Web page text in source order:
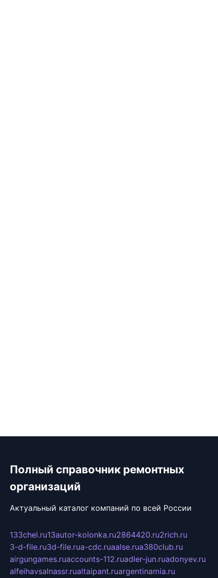
Полный справочник ремонтных
организаций
Актуальный каталог компаний по всей России
133chel.ru13autor-kolonka.ru2864420.ru2rich.ru
3-d-file.ru3d-file.rua-cdc.ruaalse.rua380club.ru
airgungames.ruaccounts-112.ruadler-jun.ruadonyev.ru
alfeihavsalnassr.rualtaipant.ruargentinamia.ru